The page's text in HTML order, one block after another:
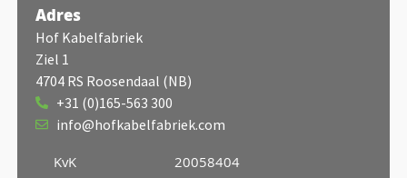
Adres
Hof Kabelfabriek
Ziel 1
4704 RS Roosendaal (NB)
+31 (0)165-563 300
info@hofkabelfabriek.com
KvK
20058404